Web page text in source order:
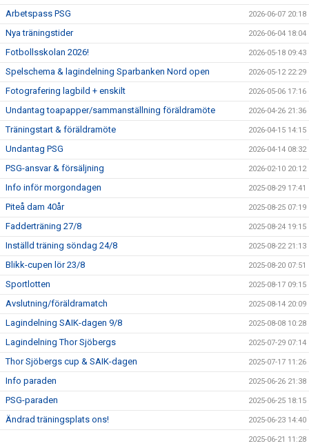
Arbetspass PSG 2026-06-07 20:18
Nya träningstider 2026-06-04 18:04
Fotbollsskolan 2026! 2026-05-18 09:43
Spelschema & lagindelning Sparbanken Nord open 2026-05-12 22:29
Fotografering lagbild + enskilt 2026-05-06 17:16
Undantag toapapper/sammanställning föräldramöte 2026-04-26 21:36
Träningstart & föräldramöte 2026-04-15 14:15
Undantag PSG 2026-04-14 08:32
PSG-ansvar & försäljning 2026-02-10 20:12
Info inför morgondagen 2025-08-29 17:41
Piteå dam 40år 2025-08-25 07:19
Fadderträning 27/8 2025-08-24 19:15
Inställd träning söndag 24/8 2025-08-22 21:13
Blikk-cupen lör 23/8 2025-08-20 07:51
Sportlotten 2025-08-17 09:15
Avslutning/föräldramatch 2025-08-14 20:09
Lagindelning SAIK-dagen 9/8 2025-08-08 10:28
Lagindelning Thor Sjöbergs 2025-07-29 07:14
Thor Sjöbergs cup & SAIK-dagen 2025-07-17 11:26
Info paraden 2025-06-26 21:38
PSG-paraden 2025-06-25 18:15
Ändrad träningsplats ons! 2025-06-23 14:40
2025-06-21 11:28